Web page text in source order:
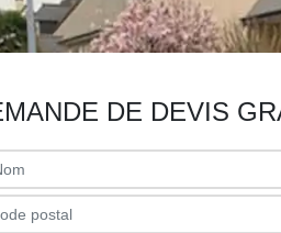
DE DEVIS